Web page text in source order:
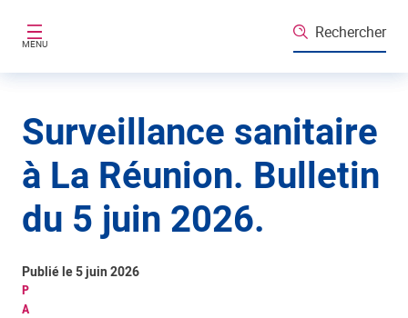
MENU
Rechercher
Surveillance sanitaire
à La Réunion. Bulletin
du 5 juin 2026.
P
A
Publié le 5 juin 2026